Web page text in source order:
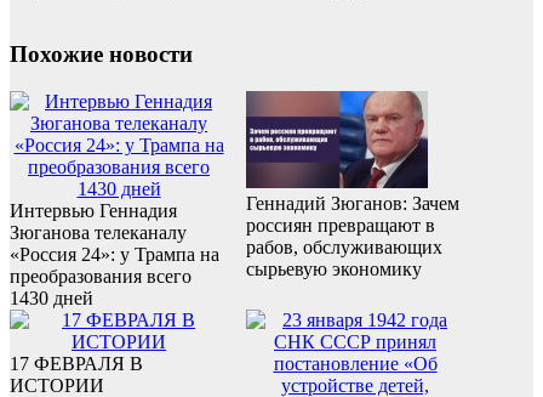
Похожие новости
Интервью Геннадия
Зюганова телеканалу
«Россия 24»: у Трампа на
преобразования всего
1430 дней
Геннадий Зюганов: Зачем
россиян превращают в
рабов, обслуживающих
сырьевую экономику
17 ФЕВРАЛЯ В
ИСТОРИИ